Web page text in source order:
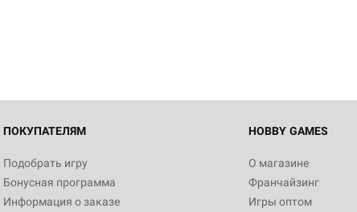
ПОКУПАТЕЛЯМ
Подобрать игру
Бонусная программа
Информация о заказе
HOBBY GAMES
О магазине
Франчайзинг
Игры оптом
империи: Боевая
799
Настольная игра